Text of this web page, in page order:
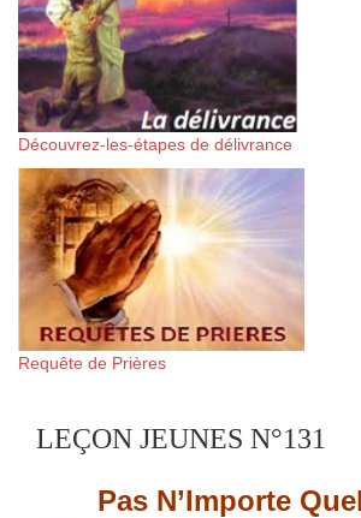
Découvrez-les-étapes de délivrance
Requête de Prières
LEÇON JEUNES N°131
Pas N’Importe